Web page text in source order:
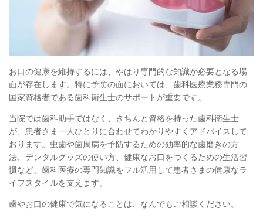
お口の健康を維持するには、やはり専門的な知識が必要となる場
面が存在します。特に予防の面においては、歯科医療業務専門の
国家資格者である歯科衛生士のサポートが重要です。
当院では歯科助手ではなく、きちんと資格を持った歯科衛生士
が、患者さま一人ひとりに合わせてわかりやすくアドバイスして
おります。虫歯や歯周病を予防するための効率的な歯磨きの方
法、デンタルグッズの使い方、健康なお口をつくるための生活習
慣など、歯科医療の専門知識をフル活用して患者さまの健康なラ
イフスタイルを支えます。
歯やお口の健康で気になることは、なんでもご相談ください。